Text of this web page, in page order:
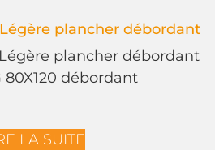
plancher débordant
plancher débordant
80X120 débordant
LA SUITE